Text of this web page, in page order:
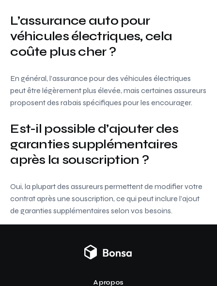
L’assurance auto pour
véhicules électriques, cela
coûte plus cher ?
En général, l’assurance pour des véhicules électriques
peut être légèrement plus élevée, mais certaines assureurs
proposent des rabais spécifiques pour les encourager.
Est-il possible d’ajouter des
garanties supplémentaires
après la souscription ?
Oui, la plupart des assureurs permettent de modifier votre
contrat après une souscription, ce qui peut inclure l’ajout
de garanties supplémentaires selon vos besoins.
A propos